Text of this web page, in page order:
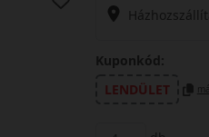
Kuponkód:
LENDÜLET